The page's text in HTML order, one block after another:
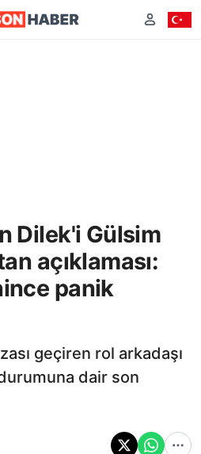
Dilek'i Gülsim
açıklaması:
panik
geçiren rol arkadaşı
dair son